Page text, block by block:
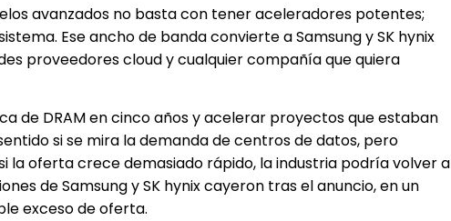
avanzados no basta con tener aceleradores potentes;
Ese ancho de banda convierte a Samsung y SK hynix
proveedores cloud y cualquier compañía que quiera
de DRAM en cinco años y acelerar proyectos que estaban
si se mira la demanda de centros de datos, pero
la oferta crece demasiado rápido, la industria podría volver a
de Samsung y SK hynix cayeron tras el anuncio, en un
exceso de oferta.